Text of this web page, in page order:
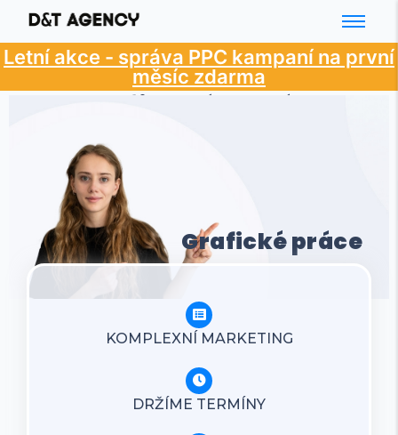
Letní akce - správa PPC kampaní na první
měsíc zdarma
Grafické práce
Grafické práce
KOMPLEXNÍ MARKETING
DRŽÍME TERMÍNY